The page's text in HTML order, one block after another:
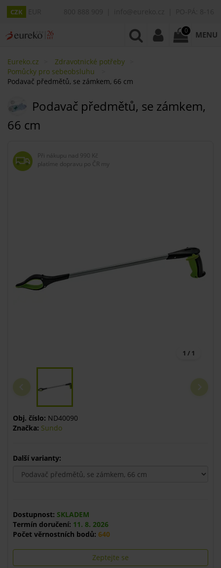
CZK
0 MENU
Eureko.cz
Zdravotnické potřeby
Pomůcky pro sebeobsluhu
Podavač předmětů, se zámkem, 66 cm
Podavač předmětů, se zámkem,
66 cm
Při nákupu nad 990 Kč
platíme dopravu po ČR my
1 / 1
Obj. číslo: ND40090
Značka: Sundo
Další varianty:
Dostupnost: SKLADEM
Termín doručení: 11. 8. 2026
Počet věrnostních bodů: 640
Zeptejte se